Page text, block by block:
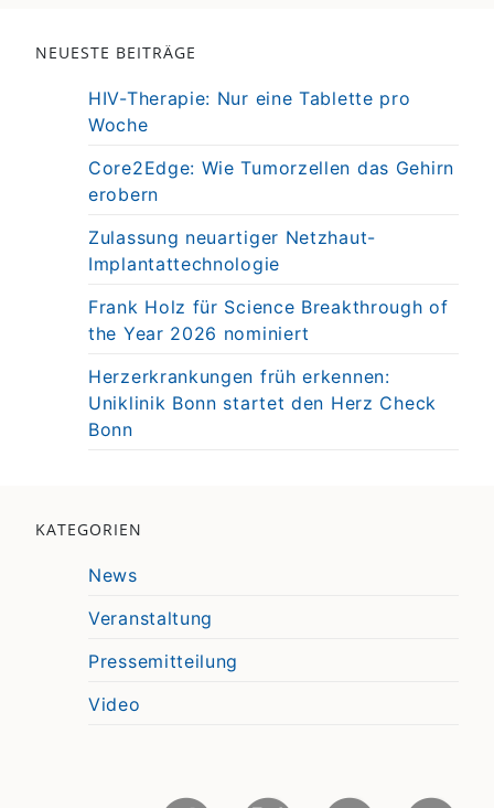
NEUESTE BEITRÄGE
HIV-Therapie: Nur eine Tablette pro
Woche
Core2Edge: Wie Tumorzellen das Gehirn
erobern
Zulassung neuartiger Netzhaut-
Implantattechnologie
Frank Holz für Science Breakthrough of
the Year 2026 nominiert
Herzerkrankungen früh erkennen:
Uniklinik Bonn startet den Herz Check
Bonn
KATEGORIEN
News
Veranstaltung
Pressemitteilung
Video